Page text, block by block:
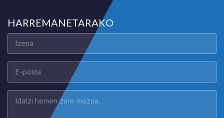
HARREMANETARAKO